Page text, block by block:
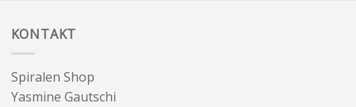
KONTAKT
Spiralen Shop
Yasmine Gautschi